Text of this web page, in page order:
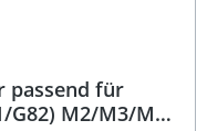
passend für
G82) M2/M3/M4